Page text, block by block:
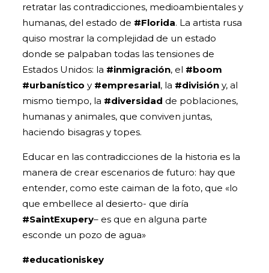
retratar las contradicciones, medioambientales y
humanas, del estado de #Florida. La artista rusa
quiso mostrar la complejidad de un estado
donde se palpaban todas las tensiones de
Estados Unidos: la #inmigración, el #boom
#urbanístico y #empresarial, la #división y, al
mismo tiempo, la #diversidad de poblaciones,
humanas y animales, que conviven juntas,
haciendo bisagras y topes.
Educar en las contradicciones de la historia es la
manera de crear escenarios de futuro: hay que
entender, como este caiman de la foto, que «lo
que embellece al desierto- que diría
#SaintExupery– es que en alguna parte
esconde un pozo de agua»
#educationiskey